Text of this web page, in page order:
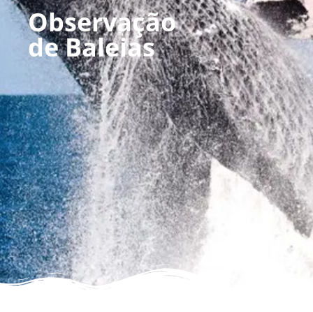
Observação
de Baleias